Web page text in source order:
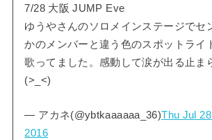
7/28 大阪 JUMP Eve
ゆうやさんのソロメインステージでセ
かのメンバーと違う色のスポットライ
歌ってました。感動して涙が出る止ま
(>_<)
— アカネ(@ybtkaaaaaa_36)Thu Jul
2016